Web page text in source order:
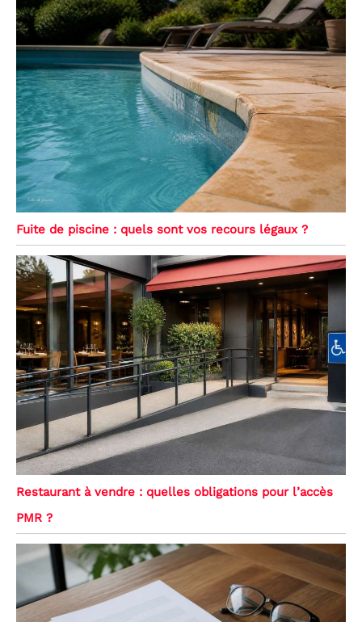
Fuite de piscine : quels sont vos recours légaux ?
Restaurant à vendre : quelles obligations pour l’accès
PMR ?